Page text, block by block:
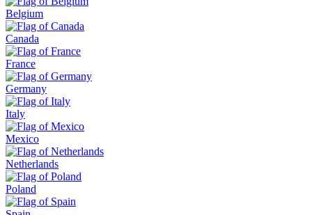
Belgium
Canada
France
Germany
Italy
Mexico
Netherlands
Poland